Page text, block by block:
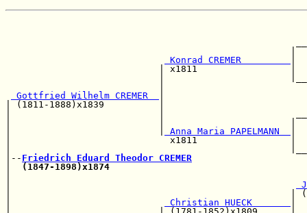
Konrad CREMER
| x1811
Gottfried Wilhelm CREMER
| (1811-1888)x1839          |
|
Anna Maria PAPELMANN
|                             x1811
|-- Friedrich Eduard Theodor CREMER
(1847-1898)x1874
|
Christian HUECK